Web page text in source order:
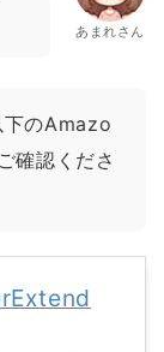
あまれさん
下のAmazo
確認くださ